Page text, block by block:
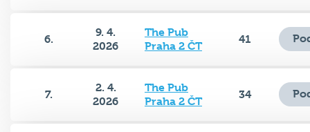
6.
9. 4.
2026
The Pub
Praha 2 ČT
41
7.
2. 4.
2026
The Pub
Praha 2 ČT
34